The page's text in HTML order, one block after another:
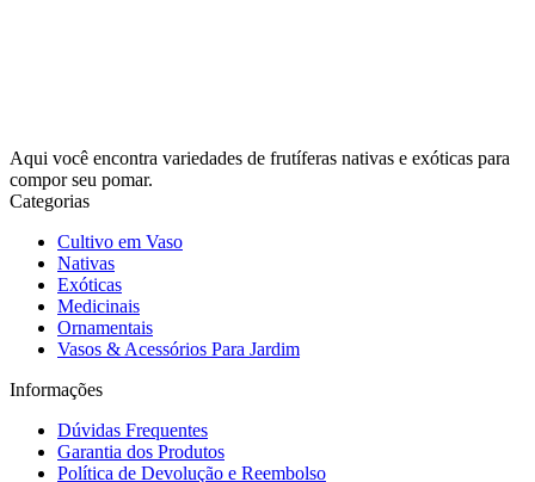
Aqui você encontra variedades de frutíferas nativas e exóticas para
compor seu pomar.
Categorias
Cultivo em Vaso
Nativas
Exóticas
Medicinais
Ornamentais
Vasos & Acessórios Para Jardim
Informações
Dúvidas Frequentes
Garantia dos Produtos
Política de Devolução e Reembolso